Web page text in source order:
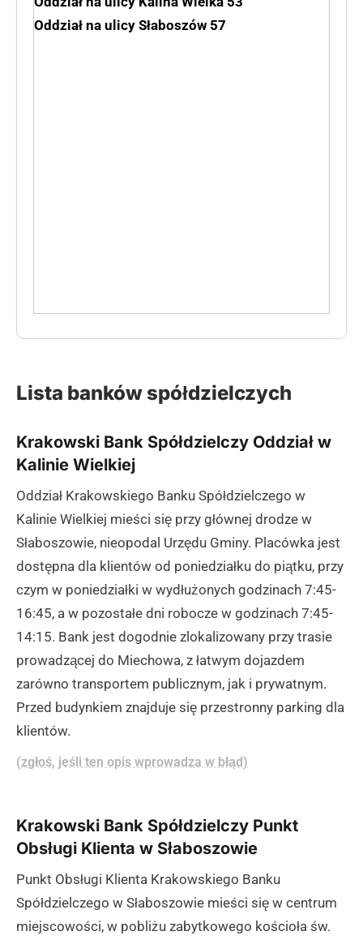
Oddział na ulicy Słaboszów 57
Lista banków spółdzielczych
Krakowski Bank Spółdzielczy Oddział w
Kalinie Wielkiej
Oddział Krakowskiego Banku Spółdzielczego w
Kalinie Wielkiej mieści się przy głównej drodze w
Słaboszowie, nieopodal Urzędu Gminy. Placówka jest
dostępna dla klientów od poniedziałku do piątku, przy
czym w poniedziałki w wydłużonych godzinach 7:45-
16:45, a w pozostałe dni robocze w godzinach 7:45-
14:15. Bank jest dogodnie zlokalizowany przy trasie
prowadzącej do Miechowa, z łatwym dojazdem
zarówno transportem publicznym, jak i prywatnym.
Przed budynkiem znajduje się przestronny parking dla
klientów.
(zgłoś, jeśli ten opis wprowadza w błąd)
Krakowski Bank Spółdzielczy Punkt
Obsługi Klienta w Słaboszowie
Punkt Obsługi Klienta Krakowskiego Banku
Spółdzielczego w Słaboszowie mieści się w centrum
miejscowości, w pobliżu zabytkowego kościoła św.